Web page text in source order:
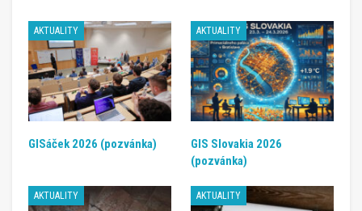
AKTUALITY
GISáček 2026 (pozvánka)
AKTUALITY
GIS Slovakia 2026
(pozvánka)
AKTUALITY AKTUALITY